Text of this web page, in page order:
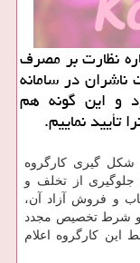
نظارت بر مصرف
در سامانه
و این گونه هم
نماییم.
شكل گیری كارگروه
از تخلف و
و فروش آزاد آن،
و شرط تخصیص مجدد
كارگروه اعلام